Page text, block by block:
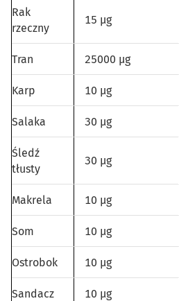
Rak
rzeczny
15 µg
Tran 25000 µg
Karp 10 µg
Salaka 30 µg
Śledź
tłusty
30 µg
Makrela 10 µg
Som 10 µg
Ostrobok 10 µg
Sandacz 10 µg